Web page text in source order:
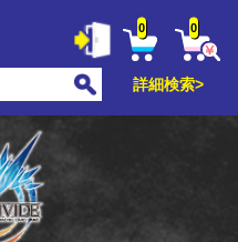
0 0
詳細検索>